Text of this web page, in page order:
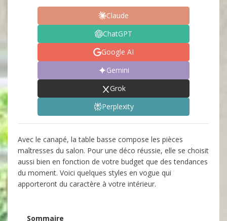
Claude
ChatGPT
Google AI
Gemini
Grok
Perplexity
Avec le canapé, la table basse compose les pièces
maîtresses du salon. Pour une déco réussie, elle se choisit
aussi bien en fonction de votre budget que des tendances
du moment. Voici quelques styles en vogue qui
apporteront du caractère à votre intérieur.
Sommaire